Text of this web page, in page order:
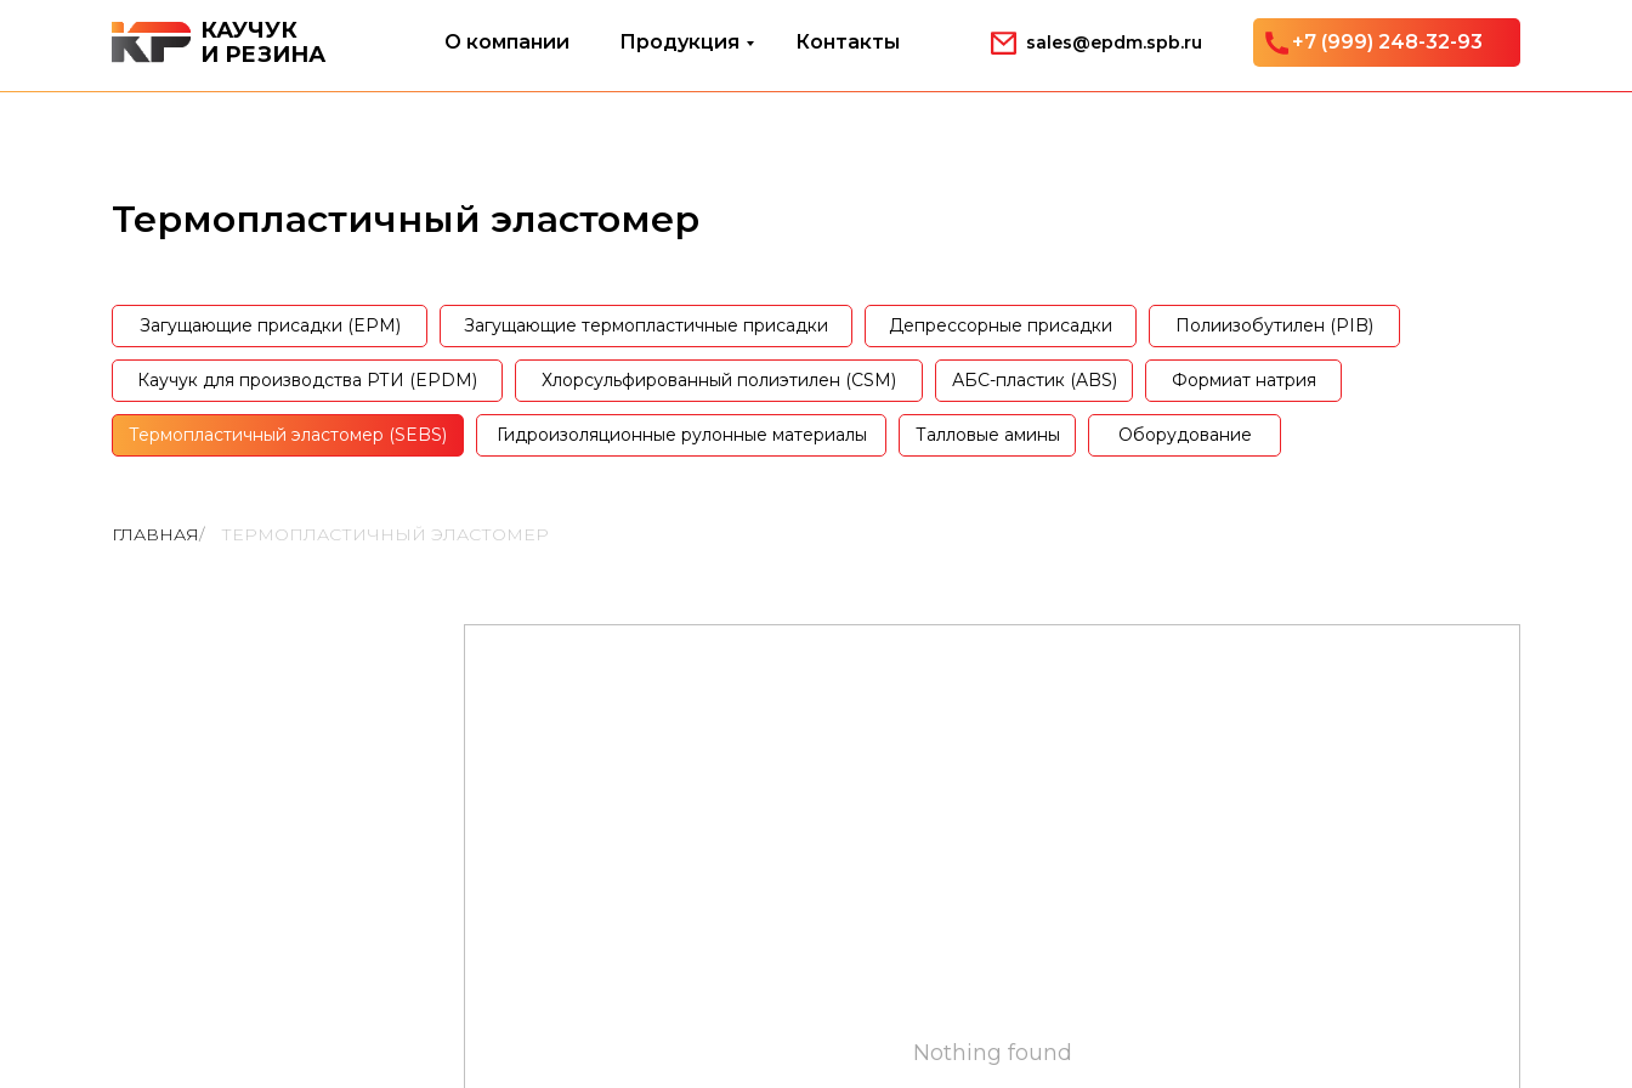
КАУЧУК
И РЕЗИНА
Продукция sales@epdm.spb.ru
Контакты +7 (999) 248-32-93
О компании
Термопластичный эластомер
Загущающие присадки (EPM) Загущающие термопластичные присадки Депрессорные присадки Полиизобутилен (PIB)
АБС-пластик (ABS)
Гидроизоляционные рулонные материалы Оборудование
Талловые амины
Формиат натрия
Термопластичный эластомер (SEBS)
Каучук для производства РТИ (EPDM) Хлорсульфированный полиэтилен (CSM)
ГЛАВНАЯ/ ТЕРМОПЛАСТИЧНЫЙ ЭЛАСТОМЕР
Nothing found